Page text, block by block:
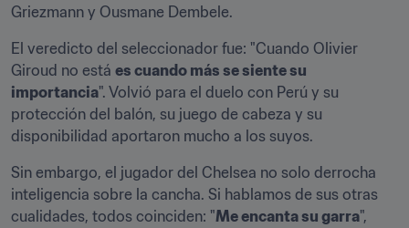
Griezmann y Ousmane Dembele.
El veredicto del seleccionador fue: "Cuando Olivier
Giroud no está es cuando más se siente su
importancia". Volvió para el duelo con Perú y su
protección del balón, su juego de cabeza y su
disponibilidad aportaron mucho a los suyos.
Sin embargo, el jugador del Chelsea no solo derrocha
inteligencia sobre la cancha. Si hablamos de sus otras
cualidades, todos coinciden: "Me encanta su garra",